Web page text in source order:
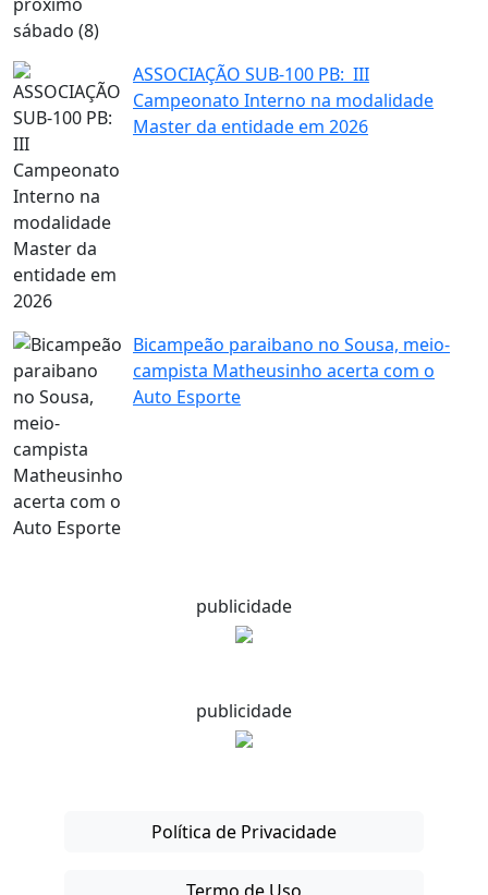
ASSOCIAÇÃO SUB-100 PB: III
Campeonato Interno na modalidade
Master da entidade em 2026
Bicampeão paraibano no Sousa, meio-
campista Matheusinho acerta com o
Auto Esporte
publicidade
publicidade
Política de Privacidade